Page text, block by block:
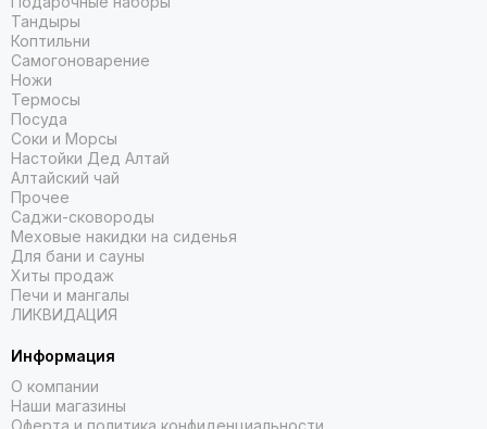
Тандыры
Коптильни
Самогоноварение
Ножи
Термосы
Посуда
Соки и Морсы
Настойки Дед Алтай
Алтайский чай
Прочее
Саджи-сковороды
Меховые накидки на сиденья
Для бани и сауны
Хиты продаж
Печи и мангалы
ЛИКВИДАЦИЯ
Информация
О компании
Наши магазины
Оферта и политика конфиденциальности